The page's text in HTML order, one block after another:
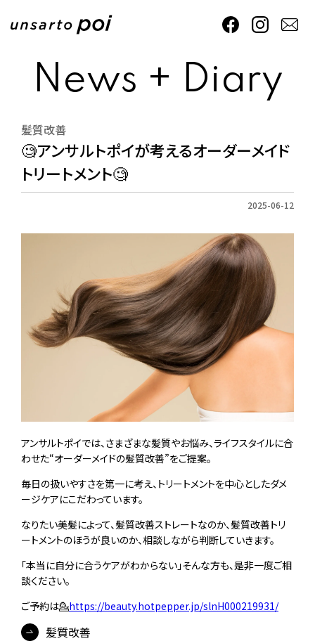
News + Diary
髪質改善
🧐アンサルトポイが考えるオーダーメイド
トリートメント🧐
2025-06-12
アンサルトポイでは、さまざまな髪質やお悩み、ライフスタイルに合
わせた“オーダーメイドの髪質改善”をご提案。
毎日の扱いやすさを第一に考え、トリートメントを中心としたダメ
ージケアにこだわっています。
なりたい美髪によって、髪質改善ストレートなのか、髪質改善トリ
ートメントのほうが良いのか、相談しながら判断していきます。
「本当に自分に合うケアがわからない」そんな方も、是非一度ご相
談ください。
ご予約は💁https://beauty.hotpepper.jp/slnH000219931/
髪質改善